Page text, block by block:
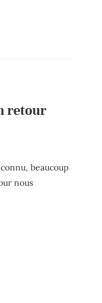
retour
beaucoup
nous